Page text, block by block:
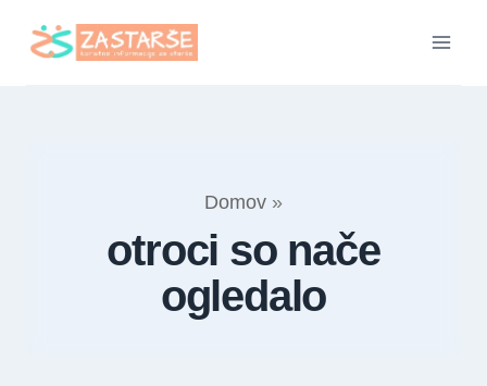
Domov »
otroci so nače
ogledalo